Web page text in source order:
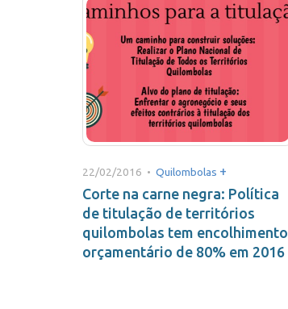
22/02/2016 • Quilombolas +
Corte na carne negra: Política
de titulação de territórios
quilombolas tem encolhimento
orçamentário de 80% em 2016